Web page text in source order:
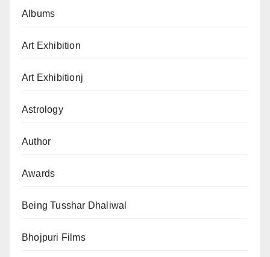
Albums
Art Exhibition
Art Exhibitionj
Astrology
Author
Awards
Being Tusshar Dhaliwal
Bhojpuri Films